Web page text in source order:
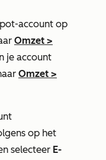
account op
Omzet >
je account
Omzet >
op het
selecteer E-